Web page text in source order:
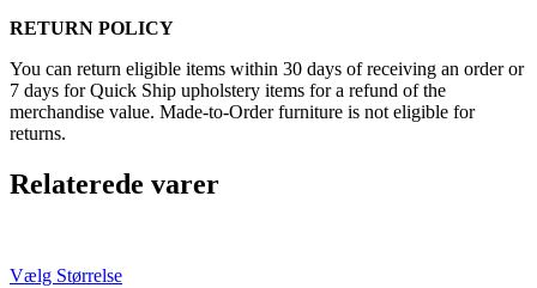
RETURN POLICY
You can return eligible items within 30 days of receiving an order or
7 days for Quick Ship upholstery items for a refund of the
merchandise value. Made-to-Order furniture is not eligible for
returns.
Relaterede varer
Vælg Størrelse